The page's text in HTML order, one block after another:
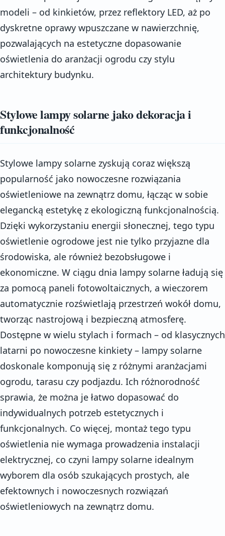
modeli – od kinkietów, przez reflektory LED, aż po
dyskretne oprawy wpuszczane w nawierzchnię,
pozwalających na estetyczne dopasowanie
oświetlenia do aranżacji ogrodu czy stylu
architektury budynku.
Stylowe lampy solarne jako dekoracja i
funkcjonalność
Stylowe lampy solarne zyskują coraz większą
popularność jako nowoczesne rozwiązania
oświetleniowe na zewnątrz domu, łącząc w sobie
elegancką estetykę z ekologiczną funkcjonalnością.
Dzięki wykorzystaniu energii słonecznej, tego typu
oświetlenie ogrodowe jest nie tylko przyjazne dla
środowiska, ale również bezobsługowe i
ekonomiczne. W ciągu dnia lampy solarne ładują się
za pomocą paneli fotowoltaicznych, a wieczorem
automatycznie rozświetlają przestrzeń wokół domu,
tworząc nastrojową i bezpieczną atmosferę.
Dostępne w wielu stylach i formach – od klasycznych
latarni po nowoczesne kinkiety – lampy solarne
doskonale komponują się z różnymi aranżacjami
ogrodu, tarasu czy podjazdu. Ich różnorodność
sprawia, że można je łatwo dopasować do
indywidualnych potrzeb estetycznych i
funkcjonalnych. Co więcej, montaż tego typu
oświetlenia nie wymaga prowadzenia instalacji
elektrycznej, co czyni lampy solarne idealnym
wyborem dla osób szukających prostych, ale
efektownych i nowoczesnych rozwiązań
oświetleniowych na zewnątrz domu.